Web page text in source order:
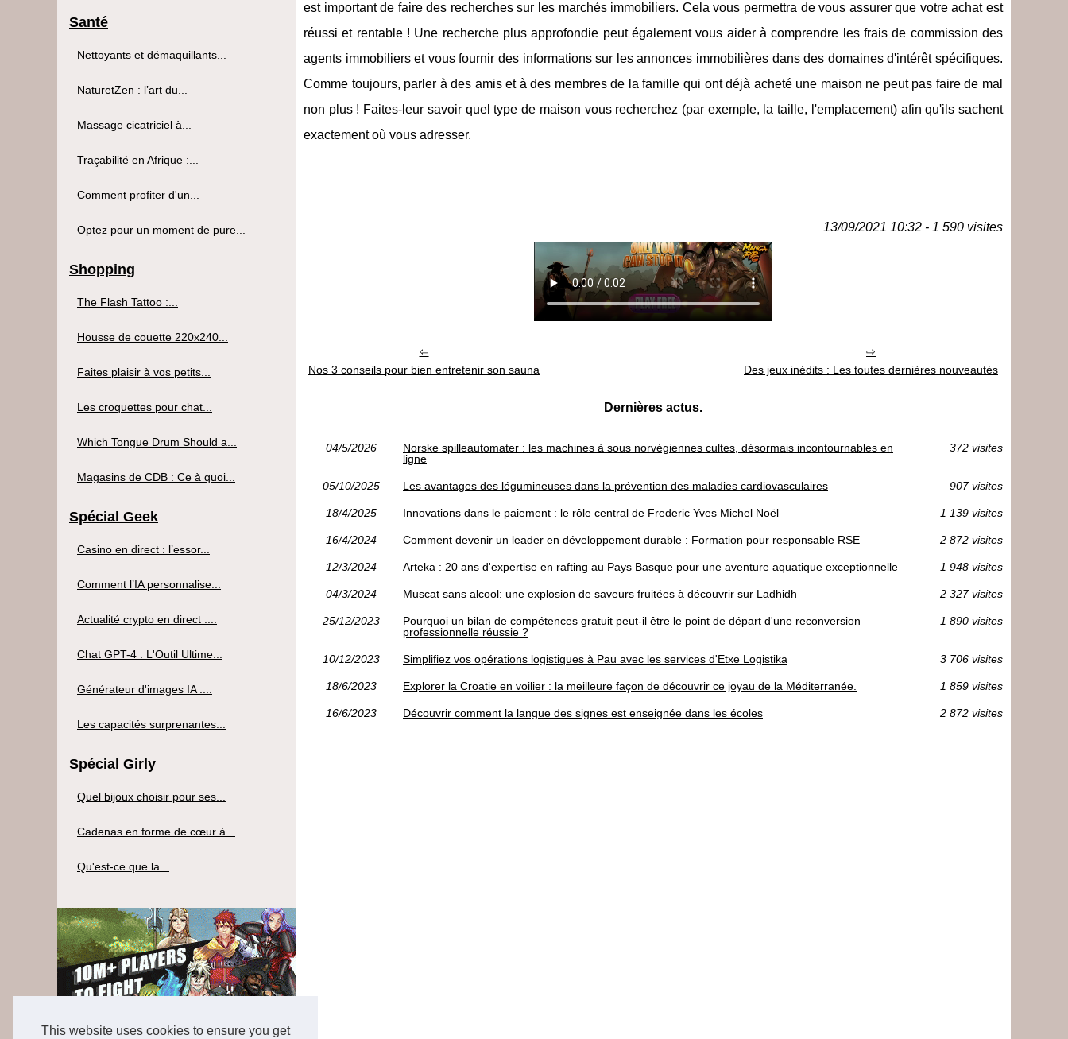
This website uses cookies to ensure you get
est important de faire des recherches sur les marchés immobiliers. Cela vous permettra de vous assurer que votre achat est
réussi et rentable ! Une recherche plus approfondie peut également vous aider à comprendre les frais de commission des
agents immobiliers et vous fournir des informations sur les annonces immobilières dans des domaines d'intérêt spécifiques.
Comme toujours, parler à des amis et à des membres de la famille qui ont déjà acheté une maison ne peut pas faire de mal
non plus ! Faites-leur savoir quel type de maison vous recherchez (par exemple, la taille, l'emplacement) afin qu'ils sachent
exactement où vous adresser.
13/09/2021 10:32 - 1 590 visites
Nos 3 conseils pour bien entretenir son sauna Des jeux inédits : Les toutes dernières nouveautés
Dernières actus.
04/5/2026
Norske spilleautomater : les machines à sous norvégiennes cultes, désormais incontournables en
ligne
372 visites
05/10/2025 Les avantages des légumineuses dans la prévention des maladies cardiovasculaires 907 visites
18/4/2025 Innovations dans le paiement : le rôle central de Frederic Yves Michel Noël 1 139 visites
16/4/2024 Comment devenir un leader en développement durable : Formation pour responsable RSE 2 872 visites
12/3/2024 Arteka : 20 ans d'expertise en rafting au Pays Basque pour une aventure aquatique exceptionnelle 1 948 visites
04/3/2024 Muscat sans alcool: une explosion de saveurs fruitées à découvrir sur Ladhidh 2 327 visites
25/12/2023
Pourquoi un bilan de compétences gratuit peut-il être le point de départ d'une reconversion
professionnelle réussie ?
1 890 visites
10/12/2023 Simplifiez vos opérations logistiques à Pau avec les services d'Etxe Logistika 3 706 visites
18/6/2023 Explorer la Croatie en voilier : la meilleure façon de découvrir ce joyau de la Méditerranée. 1 859 visites
16/6/2023 Découvrir comment la langue des signes est enseignée dans les écoles 2 872 visites
Santé
Nettoyants et démaquillants...
NaturetZen : l’art du...
Massage cicatriciel à...
Traçabilité en Afrique :...
Comment profiter d'un...
Optez pour un moment de pure...
Shopping
The Flash Tattoo :...
Housse de couette 220x240...
Faites plaisir à vos petits...
Les croquettes pour chat...
Which Tongue Drum Should a...
Magasins de CDB : Ce à quoi...
Spécial Geek
Casino en direct : l’essor...
Comment l’IA personnalise...
Actualité crypto en direct :...
Chat GPT-4 : L'Outil Ultime...
Générateur d'images IA :...
Les capacités surprenantes...
Spécial Girly
Quel bijoux choisir pour ses...
Cadenas en forme de cœur à...
Qu'est-ce que la...